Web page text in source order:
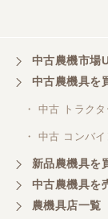
対応も
三重県／
対応あ
三重県／
共立シ
く、エ
中古農機市場
中古農機具を
・ 中古 トラクタ
・ 中古 コンバイ
新品農機具を
中古農機具を
農機具店一覧